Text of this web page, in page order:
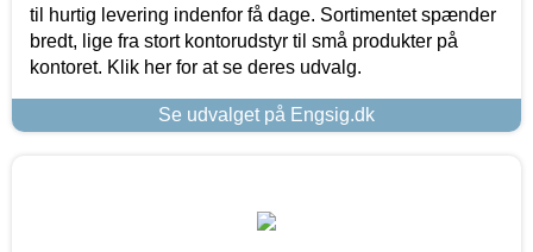
til hurtig levering indenfor få dage. Sortimentet spænder
bredt, lige fra stort kontorudstyr til små produkter på
kontoret. Klik her for at se deres udvalg.
Se udvalget på Engsig.dk